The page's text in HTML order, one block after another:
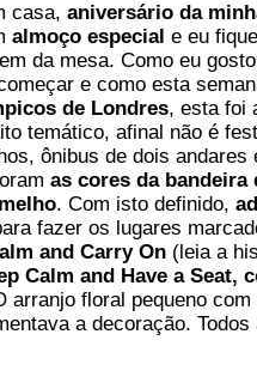
casa,aniversário da
almoço especial e eu
da mesa. Como eu
e como esta
de Londres, esta foi
temático, afinal não é
ônibus de dois andares
as cores da bandeira
. Com isto definido,
fazer os lugares
and Carry On (leia a
Calm and Have a Seat,
arranjo floral pequeno com
a decoração. Todos